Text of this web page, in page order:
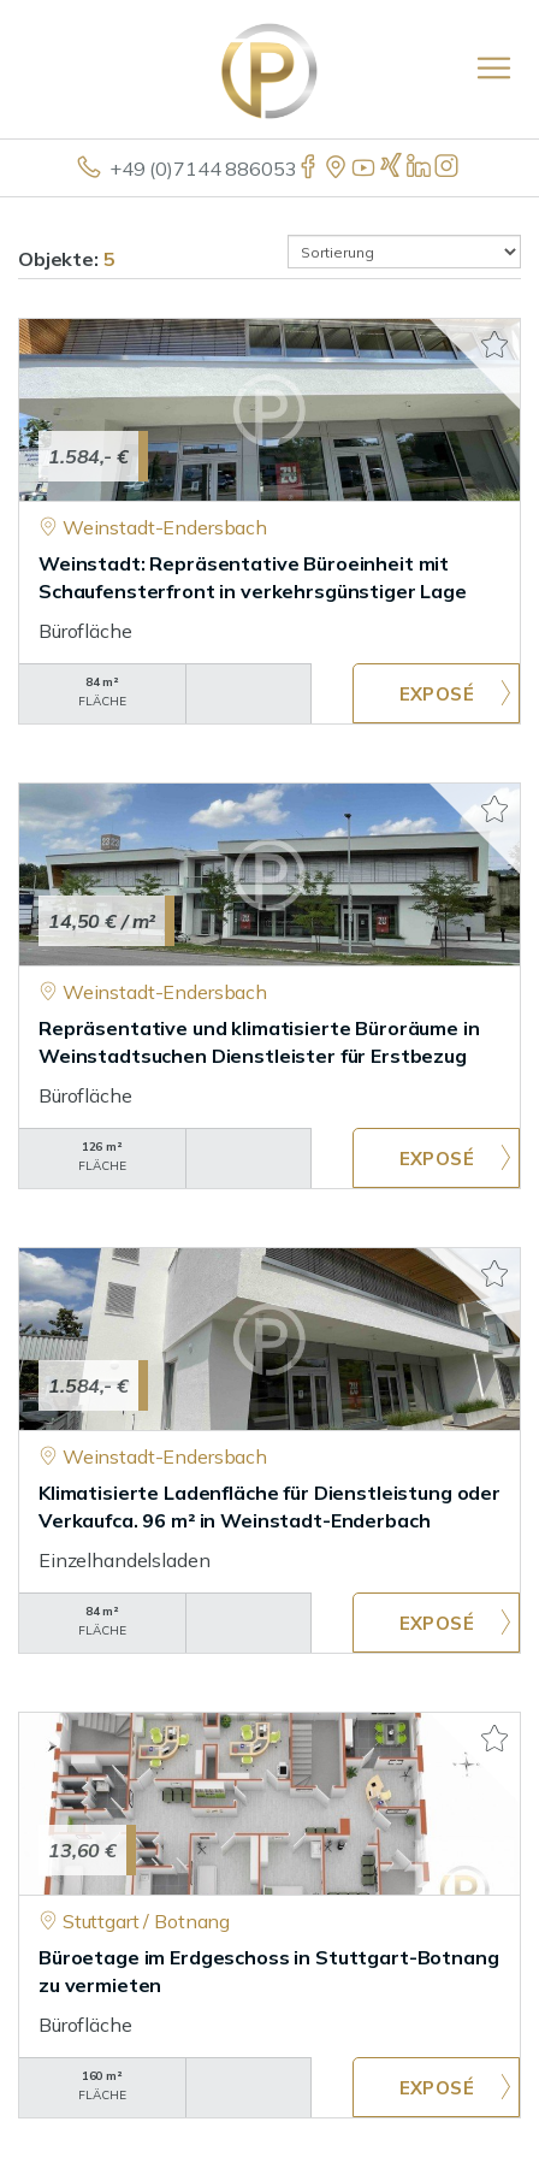
+49 (0)7144 886053
Objekte: 5
1.584,- €
Weinstadt-Endersbach
Weinstadt: Repräsentative Büroeinheit mit
Schaufensterfront in verkehrsgünstiger Lage
Bürofläche
84 m²
FLÄCHE
14,50 €/ m²
Weinstadt-Endersbach
Repräsentative und klimatisierte Büroräume in
Weinstadtsuchen Dienstleister für Erstbezug
Bürofläche
126 m²
FLÄCHE
1.584,- €
Weinstadt-Endersbach
Klimatisierte Ladenfläche für Dienstleistung oder
Verkaufca. 96 m² in Weinstadt-Enderbach
Einzelhandelsladen
84 m²
FLÄCHE
13,60 €
Stuttgart / Botnang
Büroetage im Erdgeschoss in Stuttgart-Botnang
zu vermieten
Bürofläche
160 m²
FLÄCHE